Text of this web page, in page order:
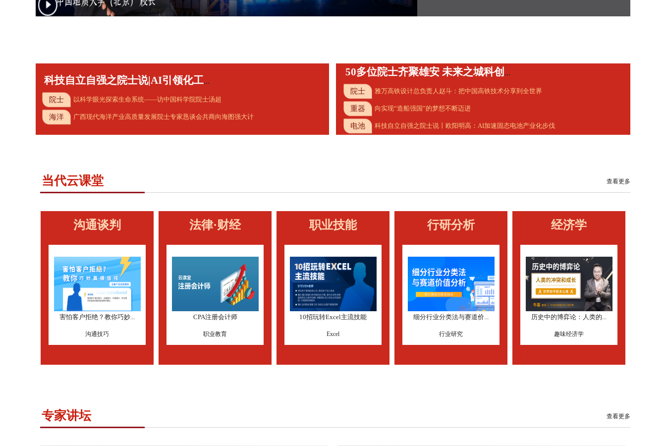
打造国际科技合作交流的ANSO样本—专访...
[北京新闻]“首都院士专家讲堂”开讲
科技自立自强之院士说|AI引领化工范式变革——访中国工程院院士刘中民
院士 以科学眼光探索生命系统——访中国科学院院士汤超
海洋 广西现代海洋产业高质量发展院士专家恳谈会共商向海图强大计
50多位院士齐聚雄安 未来之城科创展新篇
院士 雅万高铁设计总负责人赵斗：把中国高铁技术分享到全世界
重器 向实现“造船强国”的梦想不断迈进
电池 科技自立自强之院士说丨欧阳明高：AI加速固态电池产业化步伐
当代云课堂 查看更多
沟通谈判
害怕客户拒绝？教你巧妙...
沟通技巧
法律·财经
CPA注册会计师
职业教育
职业技能
10招玩转Excel主流技能
Excel
行研分析
细分行业分类法与赛道价...
行业研究
经济学
历史中的博弈论：人类的...
趣味经济学
专家讲坛 查看更多